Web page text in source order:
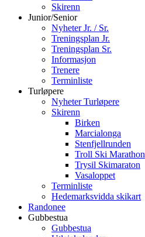
Skirenn
Junior/Senior
Nyheter Jr. / Sr.
Treningsplan Jr.
Treningsplan Sr.
Informasjon
Trenere
Terminliste
Turløpere
Nyheter Turløpere
Skirenn
Birken
Marcialonga
Stenfjellrunden
Troll Ski Marathon
Trysil Skimaraton
Vasaloppet
Terminliste
Hedemarksvidda skikart
Randonee
Gubbestua
Gubbestua